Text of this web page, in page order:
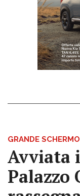
GRANDE SCHERMO
Avviata